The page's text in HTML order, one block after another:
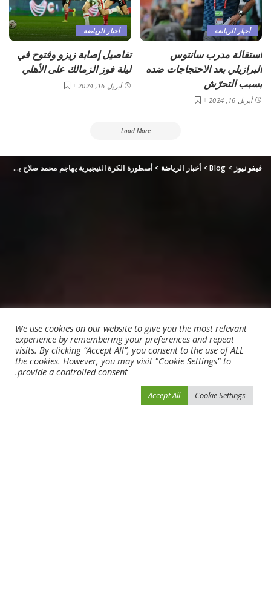
أخبار الرياضة
استقالة مدرب سانتوس
البرازيلي بعد الاحتجاجات ضده
بسبب التحرّش
أبريل 16, 2024
أخبار الرياضة
تفاصيل إصابة زيزو وفتوح في
ليلة فوز الزمالك على الأهلي
أبريل 16, 2024
Load More
فيفو نيوز >
Blog
>أخبار الرياضة > أسطورة الكرة النيجيرية يهاجم محمد صلاح بطريقة غريبة ومثيرة للجدل
We use cookies on our website to give you the most relevant
experience by remembering your preferences and repeat
visits. By clicking “Accept All”, you consent to the use of ALL
the cookies. However, you may visit "Cookie Settings" to
provide a controlled consent.
Cookie Settings
Accept All